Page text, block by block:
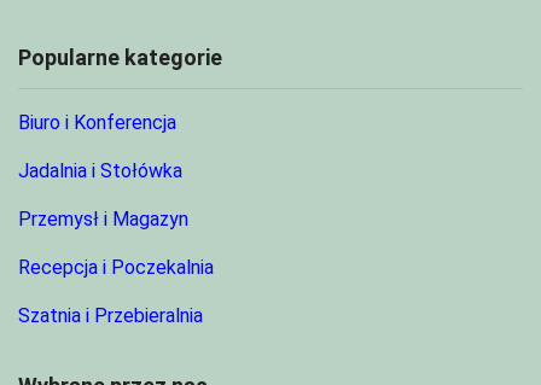
Popularne kategorie
Biuro i Konferencja
Jadalnia i Stołówka
Przemysł i Magazyn
Recepcja i Poczekalnia
Szatnia i Przebieralnia